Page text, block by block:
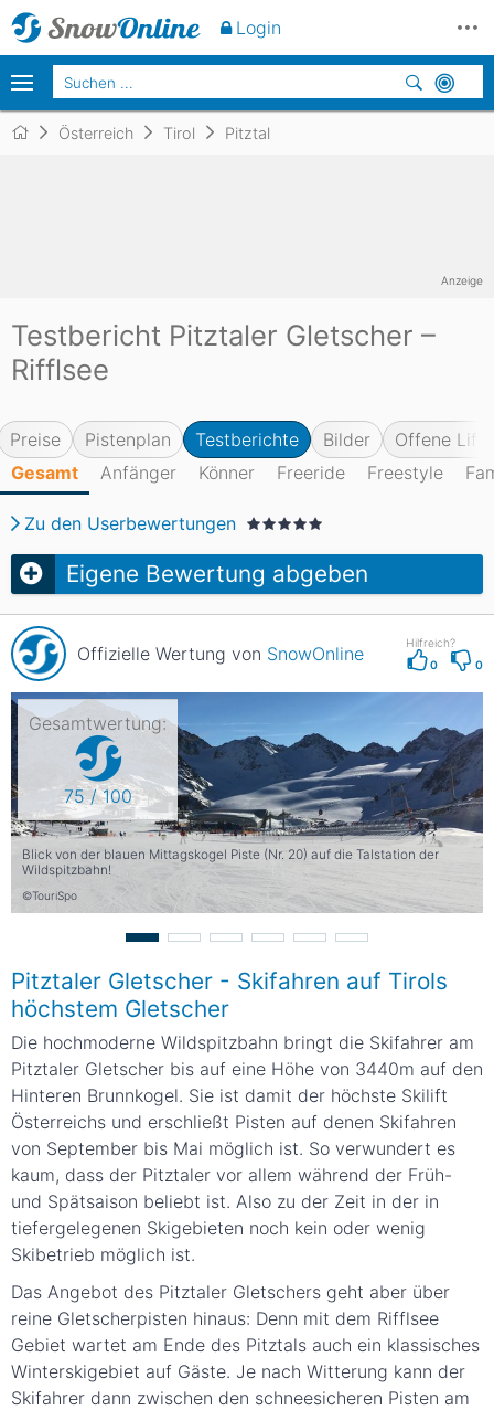
Österreich Tirol Pitztal
Testbericht Pitztaler Gletscher –
Rifflsee
Preise Pistenplan Testberichte Bilder
Offene
Gesamt
Anfänger Könner Freeride Freestyle
Zu den Userbewertungen
Eigene Bewertung abgeben
Offizielle Wertung von SnowOnline
Hilfreich?
0
0
Gesamtwertung:
75 / 100
Blick von der blauen Mittagskogel Piste (Nr. 20) auf die Talstation der
Wildspitzbahn!
©TouriSpo
Pitztaler Gletscher - Skifahren auf Tirols
höchstem Gletscher
Die hochmoderne Wildspitzbahn bringt die Skifahrer am
Pitztaler Gletscher bis auf eine Höhe von 3440m auf den
Hinteren Brunnkogel. Sie ist damit der höchste Skilift
Österreichs und erschließt Pisten auf denen Skifahren
von September bis Mai möglich ist. So verwundert es
kaum, dass der Pitztaler vor allem während der Früh-
und Spätsaison beliebt ist. Also zu der Zeit in der in
tiefergelegenen Skigebieten noch kein oder wenig
Skibetrieb möglich ist.
Das Angebot des Pitztaler Gletschers geht aber über
reine Gletscherpisten hinaus: Denn mit dem Rifflsee
Gebiet wartet am Ende des Pitztals auch ein klassisches
Winterskigebiet auf Gäste. Je nach Witterung kann der
Skifahrer dann zwischen den schneesicheren Pisten am
Anzeige
Login